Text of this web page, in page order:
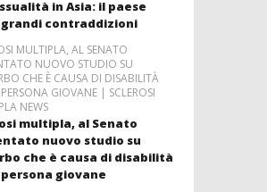
in Asia: il paese
contraddizioni
MULTIPLA, AL SENATO
NUOVO STUDIO SU
CHE È CAUSA DI DISABILITÀ
GIOVANE | SCLEROSI
NEWS
multipla, al Senato
nuovo studio su
che è causa di disabilità
giovane